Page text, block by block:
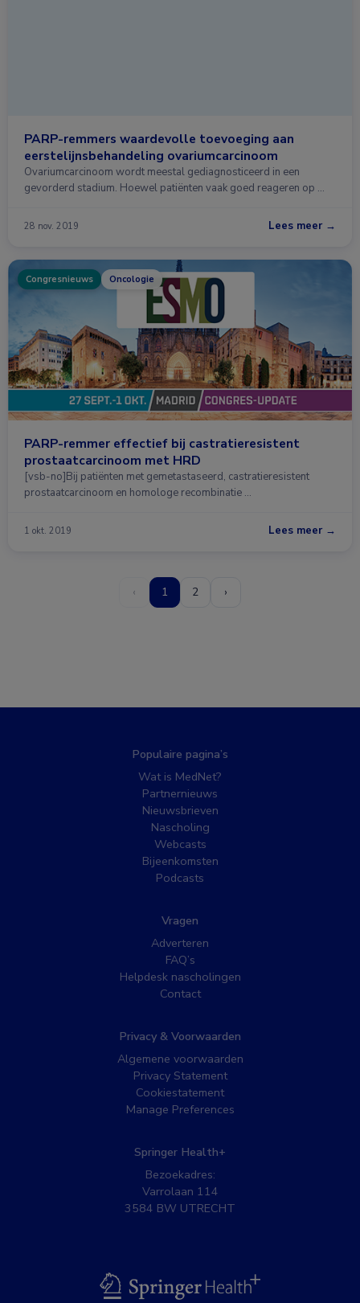
PARP-remmers waardevolle toevoeging aan
eerstelijnsbehandeling ovariumcarcinoom
Ovariumcarcinoom wordt meestal gediagnosticeerd in een
gevorderd stadium. Hoewel patiënten vaak goed reageren op …
28 nov. 2019 Lees meer →
Congresnieuws Oncologie
PARP-remmer effectief bij castratieresistent
prostaatcarcinoom met HRD
[vsb-no]Bij patiënten met gemetastaseerd, castratieresistent
prostaatcarcinoom en homologe recombinatie …
1 okt. 2019 Lees meer →
‹ 1 2 ›
Populaire pagina’s
Wat is MedNet?
Partnernieuws
Nieuwsbrieven
Nascholing
Webcasts
Bijeenkomsten
Podcasts
Vragen
Adverteren
FAQ’s
Helpdesk nascholingen
Contact
Privacy & Voorwaarden
Algemene voorwaarden
Privacy Statement
Cookiestatement
Manage Preferences
Springer Health+
Bezoekadres:
Varrolaan 114
3584 BW UTRECHT
BSL